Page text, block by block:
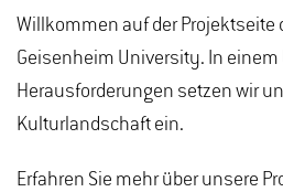
Willkommen auf der
Geisenheim University. In
Herausforderungen setzen wir
Kulturlandschaft ein.
Erfahren Sie mehr über unsere